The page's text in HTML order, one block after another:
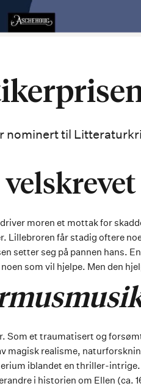
nominert til
moren et mottak for
Lillebroren får stadig oftere
setter seg på pannen hans.
som vil hjelpe. Men den
Som et traumatisert og
magisk realisme,
iblandet en thriller-
i historien om Ellen (ca.